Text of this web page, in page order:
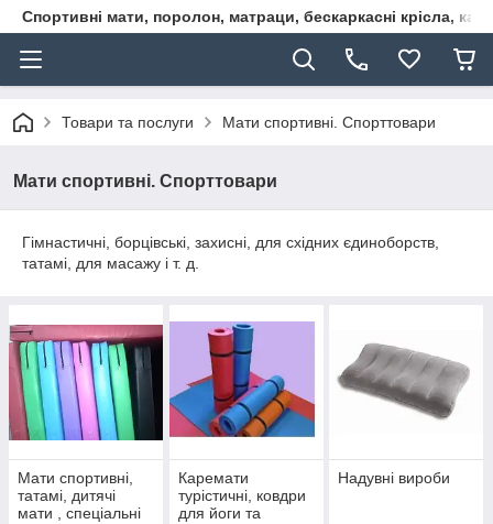
Спортивні мати, поролон, матраци, бескаркасні крісла,
Товари та послуги Мати спортивні. Спорттовари
Мати спортивні. Спорттовари
Гімнастичні, борцівські, захисні, для східних єдиноборств,
татамі, для масажу і т. д.
Мати спортивні,
татамі, дитячі
мати , спеціальні
Каремати
турістичні, ковдри
для йоги та
Надувні вироби